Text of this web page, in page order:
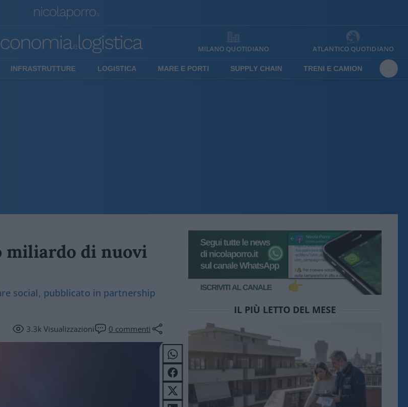
MILANO QUOTIDIANO ATLANTICO QUOTIDIANO
INFRASTRUTTURE LOGISTICA MARE E PORTI SUPPLY CHAIN TRENI E CAMION
miliardo di nuovi
social, pubblicato in partnership
3.3kVisualizzazioni 0 commenti
IL PIÙ LETTO DEL MESE